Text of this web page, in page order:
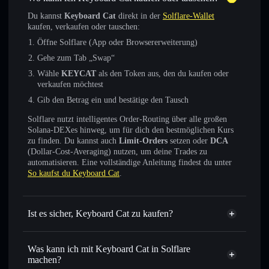
Du kannst Keyboard Cat direkt in der Solflare-Wallet
kaufen, verkaufen oder tauschen:
Öffne Solflare (App oder Browsererweiterung)
Gehe zum Tab „Swap“
Wähle KEYCAT als den Token aus, den du kaufen oder
verkaufen möchtest
Gib den Betrag ein und bestätige den Tausch
Solflare nutzt intelligentes Order-Routing über alle großen
Solana-DEXes hinweg, um für dich den bestmöglichen Kurs
zu finden. Du kannst auch Limit-Orders setzen oder DCA
(Dollar-Cost-Averaging) nutzen, um deine Trades zu
automatisieren. Eine vollständige Anleitung findest du unter
So kaufst du Keyboard Cat.
Ist es sicher, Keyboard Cat zu kaufen?
Keyboard Cat verifizierter Token
Was kann ich mit Keyboard Cat in Solflare
machen?